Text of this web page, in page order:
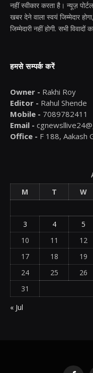
नहीं स्वीकार करता है। न्यूज़
खबर देने वाला स्वयं जिम्मेदार
जिम्मेदारी नहीं होगी. सभी विवादों
हमसे सम्पर्क करें
Owner - Rakhi Roy
Editor - Rahul Shende
Mobile - 7089782411
Email -
Office - F 188, Aakash
M
T W
3
4 5
10
11 12
17
18 19
24
25 26
31
« Jul